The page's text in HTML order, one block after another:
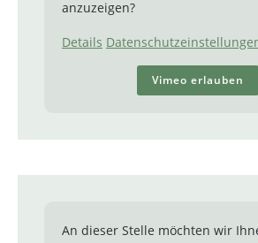
anzuzeigen?
Details
Vimeo erlauben
An dieser Stelle möchten wir